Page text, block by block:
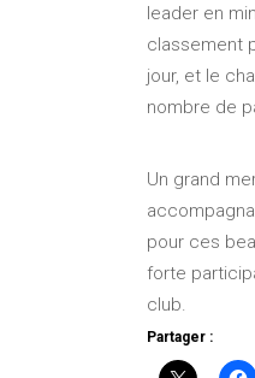
leader en
classement
jour, et le
nombre de
Un grand
pour ces
forte
club.
Partager :